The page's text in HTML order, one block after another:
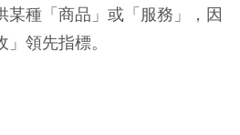
種「商品」或「服務」，因
領先指標。